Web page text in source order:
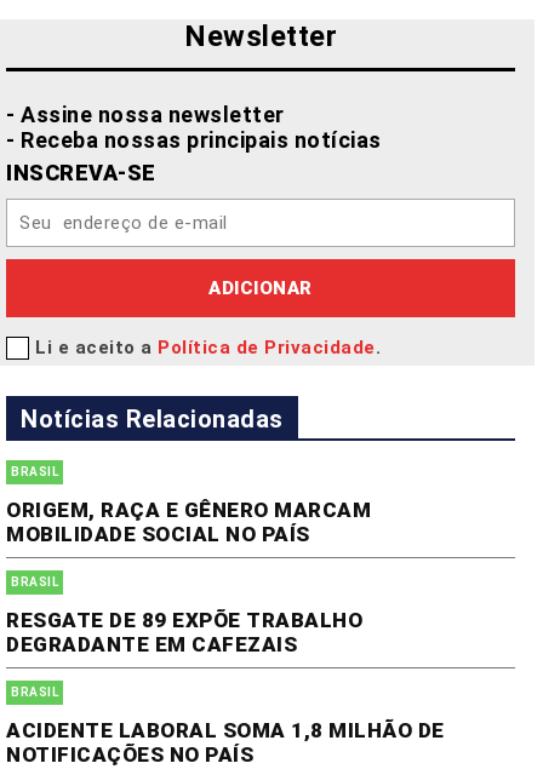
Newsletter
- Assine nossa newsletter
- Receba nossas principais notícias
INSCREVA-SE
ADICIONAR
Li e aceito a Política de Privacidade.
Notícias Relacionadas
BRASIL
ORIGEM, RAÇA E GÊNERO MARCAM
MOBILIDADE SOCIAL NO PAÍS
BRASIL
RESGATE DE 89 EXPÕE TRABALHO
DEGRADANTE EM CAFEZAIS
BRASIL
ACIDENTE LABORAL SOMA 1,8 MILHÃO DE
NOTIFICAÇÕES NO PAÍS